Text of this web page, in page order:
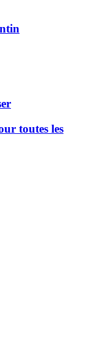
toutes les